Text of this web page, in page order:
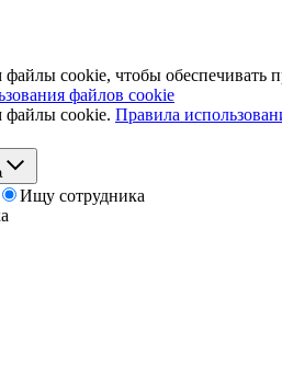
cookie, чтобы обеспечивать
файлов cookie
cookie. Правила
Ищу сотрудника